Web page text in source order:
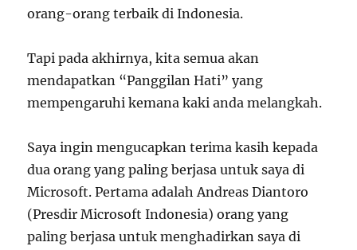
orang-orang terbaik di Indonesia.
Tapi pada akhirnya, kita semua akan
mendapatkan “Panggilan Hati” yang
mempengaruhi kemana kaki anda melangkah.
Saya ingin mengucapkan terima kasih kepada
dua orang yang paling berjasa untuk saya di
Microsoft. Pertama adalah Andreas Diantoro
(Presdir Microsoft Indonesia) orang yang
paling berjasa untuk menghadirkan saya di